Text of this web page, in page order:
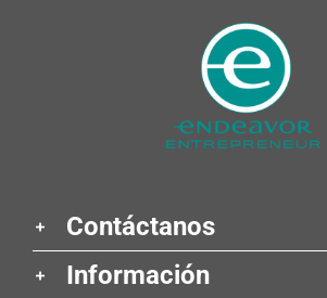
Contáctanos
Información